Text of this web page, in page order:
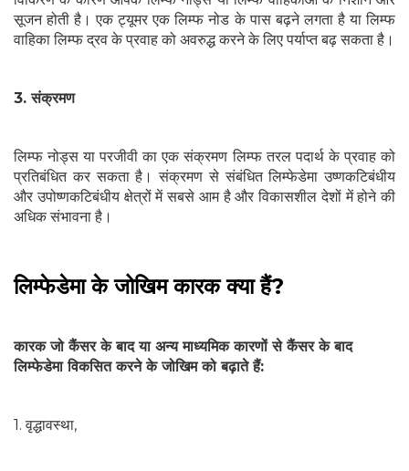
सूजन होती है। एक ट्यूमर एक लिम्फ नोड के पास बढ़ने लगता है या लिम्फ
वाहिका लिम्फ द्रव के प्रवाह को अवरुद्ध करने के लिए पर्याप्त बढ़ सकता है।
3. संक्रमण
लिम्फ नोड्स या परजीवी का एक संक्रमण लिम्फ तरल पदार्थ के प्रवाह को
प्रतिबंधित कर सकता है। संक्रमण से संबंधित लिम्फेडेमा उष्णकटिबंधीय
और उपोष्णकटिबंधीय क्षेत्रों में सबसे आम है और विकासशील देशों में होने की
अधिक संभावना है।
लिम्फेडेमा के जोखिम कारक क्या हैं?
कारक जो कैंसर के बाद या अन्य माध्यमिक कारणों से कैंसर के बाद
लिम्फेडेमा विकसित करने के जोखिम को बढ़ाते हैं:
1. वृद्धावस्था,